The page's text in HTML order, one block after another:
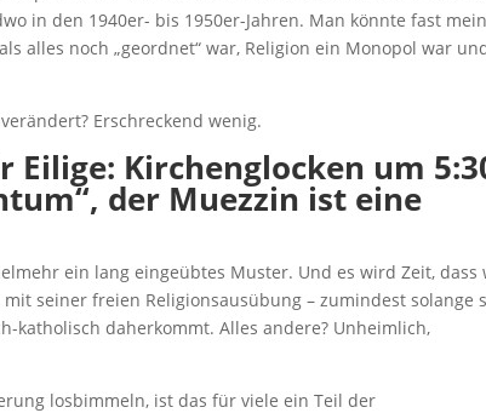
in den 1940er- bis 1950er-Jahren. Man könnte fast
alles noch „geordnet“ war, Religion ein Monopol war
Erschreckend wenig.
Eilige: Kirchenglocken um
der Muezzin ist eine
ein lang eingeübtes Muster. Und es wird Zeit, dass
seiner freien Religionsausübung – zumindest solange
daherkommt. Alles andere? Unheimlich,
losbimmeln, ist das für viele ein Teil der